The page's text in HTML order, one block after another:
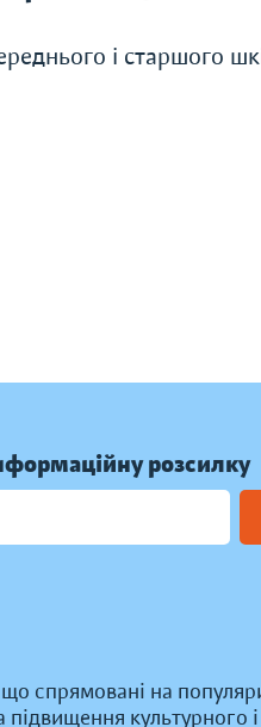
і старшого
розсилку
що спрямовані на
культурного і